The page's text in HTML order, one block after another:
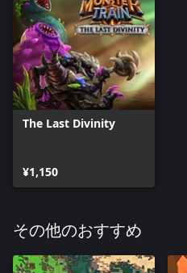
The Last Divinity
¥1,150
その他のおすすめ